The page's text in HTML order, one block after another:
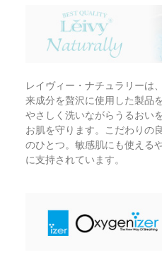
レイヴィー・ナチュラリーは
来成分を贅沢に使用した製品
やさしく洗いながらうるおい
お肌を守ります。こだわりの
のひとつ。敏感肌にも使える
に支持されています。